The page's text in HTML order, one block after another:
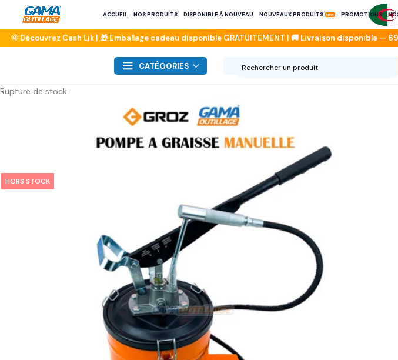
ACCUEIL NOS PRODUITS DISPONIBLE À NOUVEAU NOUVEAUX PRODUITS PROMOTIONS
CATÉGORIES
Rupture de stock
HORS STOCK